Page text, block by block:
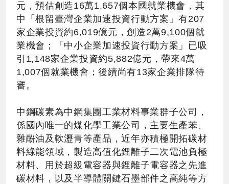
元，預估創造16萬1,657個本國就業機會，其
中「根留臺灣企業加速投資行動方案」有207
家企業投資約6,019億元，創造2萬9,100個就
業機會；「中小企業加速投資行動方案」已吸
引1,148家企業投資約5,882億元，帶來4萬
1,007個就業機會；後續尚有13家企業排隊待
審。
中鋼碳素為中鋼集團工業材料事業群子公司，
係國內唯一的煤化學工業公司，主要生產苯、
雜酚油及軟瀝青等產品，近年亦積極開拓碳材
料綠能領域，製造高值化鋰離子二次電池負極
材料、用於超級電容器與鋰離子電容器之先進
碳材料，以及半導體關鍵石墨部件之高純等方